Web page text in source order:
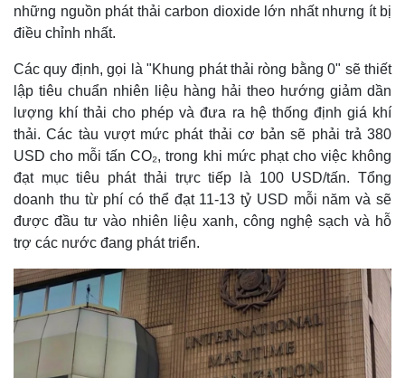
i
n
g
i
m
e
những nguồn phát thải carbon dioxide lớn nhất nhưng ít bị
điều chỉnh nhất.
Các quy định, gọi là "Khung phát thải ròng bằng 0" sẽ thiết
lập tiêu chuẩn nhiên liệu hàng hải theo hướng giảm dần
lượng khí thải cho phép và đưa ra hệ thống định giá khí
thải. Các tàu vượt mức phát thải cơ bản sẽ phải trả 380
USD cho mỗi tấn CO₂, trong khi mức phạt cho việc không
đạt mục tiêu phát thải trực tiếp là 100 USD/tấn. Tổng
doanh thu từ phí có thể đạt 11-13 tỷ USD mỗi năm và sẽ
được đầu tư vào nhiên liệu xanh, công nghệ sạch và hỗ
trợ các nước đang phát triển.